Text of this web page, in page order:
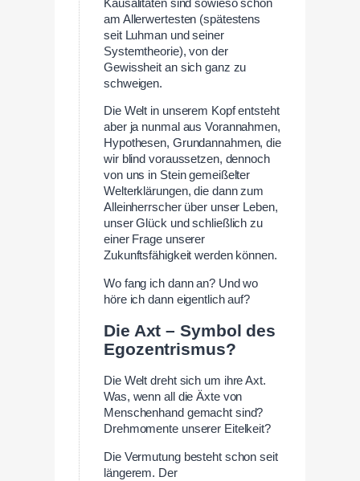
Kausalitäten sind sowieso schon
am Allerwertesten (spätestens
seit Luhman und seiner
Systemtheorie), von der
Gewissheit an sich ganz zu
schweigen.
Die Welt in unserem Kopf entsteht
aber ja nunmal aus Vorannahmen,
Hypothesen, Grundannahmen, die
wir blind voraussetzen, dennoch
von uns in Stein gemeißelter
Welterklärungen, die dann zum
Alleinherrscher über unser Leben,
unser Glück und schließlich zu
einer Frage unserer
Zukunftsfähigkeit werden können.
Wo fang ich dann an? Und wo
höre ich dann eigentlich auf?
Die Axt – Symbol des
Egozentrismus?
Die Welt dreht sich um ihre Axt.
Was, wenn all die Äxte von
Menschenhand gemacht sind?
Drehmomente unserer Eitelkeit?
Die Vermutung besteht schon seit
längerem. Der